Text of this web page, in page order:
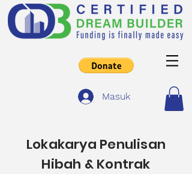
Masuk
Lokakarya Penulisan
Hibah & Kontrak